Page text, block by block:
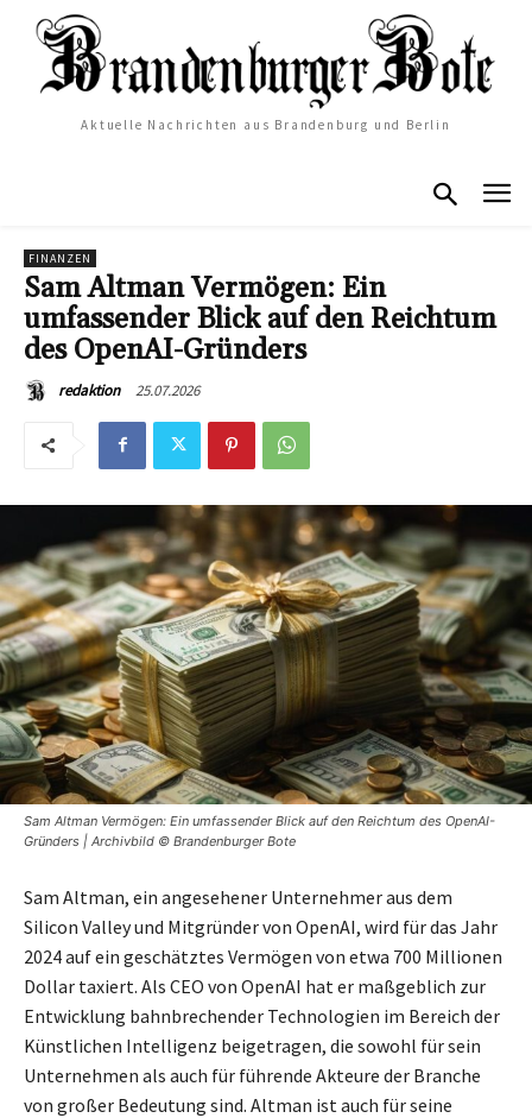
Aktuelle Nachrichten aus Brandenburg und Berlin
FINANZEN
Sam Altman Vermögen: Ein
umfassender Blick auf den Reichtum
des OpenAI-Gründers
redaktion 25.07.2026
Sam Altman Vermögen: Ein umfassender Blick auf den Reichtum des OpenAI-
Gründers | Archivbild © Brandenburger Bote
Sam Altman, ein angesehener Unternehmer aus dem
Silicon Valley und Mitgründer von OpenAI, wird für das Jahr
2024 auf ein geschätztes Vermögen von etwa 700 Millionen
Dollar taxiert. Als CEO von OpenAI hat er maßgeblich zur
Entwicklung bahnbrechender Technologien im Bereich der
Künstlichen Intelligenz beigetragen, die sowohl für sein
Unternehmen als auch für führende Akteure der Branche
von großer Bedeutung sind. Altman ist auch für seine